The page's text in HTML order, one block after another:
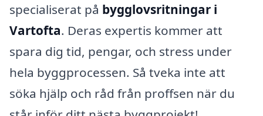
specialiserat på bygglovsritningar i
Vartofta. Deras expertis kommer att
spara dig tid, pengar, och stress under
hela byggprocessen. Så tveka inte att
söka hjälp och råd från proffsen när du